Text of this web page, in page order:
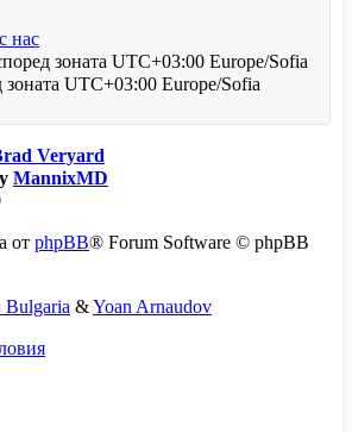
нас
зоната UTC+03:00 Europe/Sofia
зоната UTC+03:00 Europe/Sofia
Veryard
MannixMD
от phpBB® Forum Software © phpBB
Bulgaria &Yoan Arnaudov